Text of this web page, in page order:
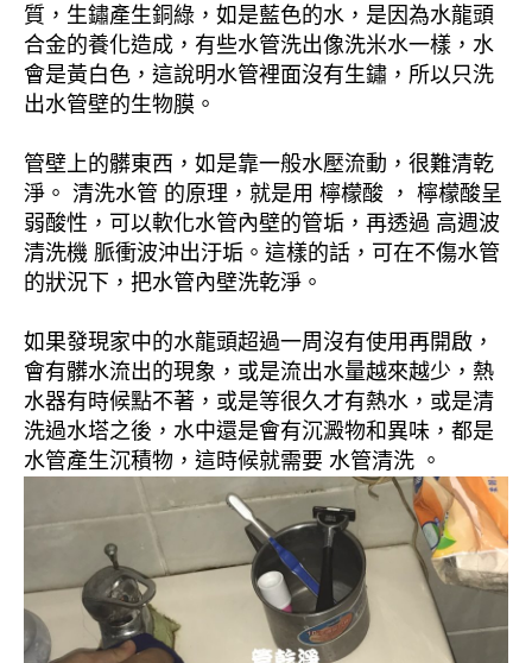
質，生鏽產生銅綠，如是藍色的水，是因為水龍頭
合金的養化造成，有些水管洗出像洗米水一樣，水
會是黃白色，這說明水管裡面沒有生鏽，所以只洗
出水管壁的生物膜。
管壁上的髒東西，如是靠一般水壓流動，很難清乾
淨。 清洗水管 的原理，就是用 檸檬酸 ， 檸檬酸呈
弱酸性，可以軟化水管內壁的管垢，再透過 高週波
清洗機 脈衝波沖出汙垢。這樣的話，可在不傷水管
的狀況下，把水管內壁洗乾淨。
如果發現家中的水龍頭超過一周沒有使用再開啟，
會有髒水流出的現象，或是流出水量越來越少，熱
水器有時候點不著，或是等很久才有熱水，或是清
洗過水塔之後，水中還是會有沉澱物和異味，都是
水管產生沉積物，這時候就需要 水管清洗 。